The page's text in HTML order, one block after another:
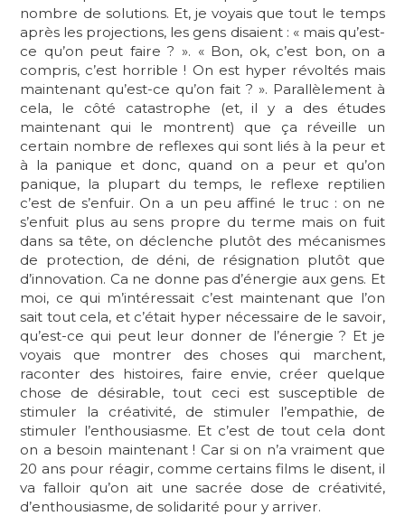
nombre de solutions. Et, je voyais que tout le temps
après les projections, les gens disaient : « mais qu’est-
ce qu’on peut faire ? ». « Bon, ok, c’est bon, on a
compris, c’est horrible ! On est hyper révoltés mais
maintenant qu’est-ce qu’on fait ? ». Parallèlement à
cela, le côté catastrophe (et, il y a des études
maintenant qui le montrent) que ça réveille un
certain nombre de reflexes qui sont liés à la peur et
à la panique et donc, quand on a peur et qu’on
panique, la plupart du temps, le reflexe reptilien
c’est de s’enfuir. On a un peu affiné le truc : on ne
s’enfuit plus au sens propre du terme mais on fuit
dans sa tête, on déclenche plutôt des mécanismes
de protection, de déni, de résignation plutôt que
d’innovation. Ca ne donne pas d’énergie aux gens. Et
moi, ce qui m’intéressait c’est maintenant que l’on
sait tout cela, et c’était hyper nécessaire de le savoir,
qu’est-ce qui peut leur donner de l’énergie ? Et je
voyais que montrer des choses qui marchent,
raconter des histoires, faire envie, créer quelque
chose de désirable, tout ceci est susceptible de
stimuler la créativité, de stimuler l’empathie, de
stimuler l’enthousiasme. Et c’est de tout cela dont
on a besoin maintenant ! Car si on n’a vraiment que
20 ans pour réagir, comme certains films le disent, il
va falloir qu’on ait une sacrée dose de créativité,
d’enthousiasme, de solidarité pour y arriver.